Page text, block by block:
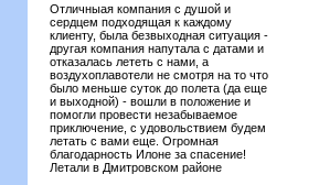
Отличныая компания с душой и
сердцем подходящая к каждому
клиенту, была безвыходная ситуация -
другая компания напутала с датами и
отказалась лететь с нами, а
воздухоплавотели не смотря на то что
было меньше суток до полета (да еще
и выходной) - вошли в положение и
помогли провести незабываемое
приключение, с удовольствием будем
летать с вами еще. Огромная
благодарность Илоне за спасение!
Летали в Дмитровском районе